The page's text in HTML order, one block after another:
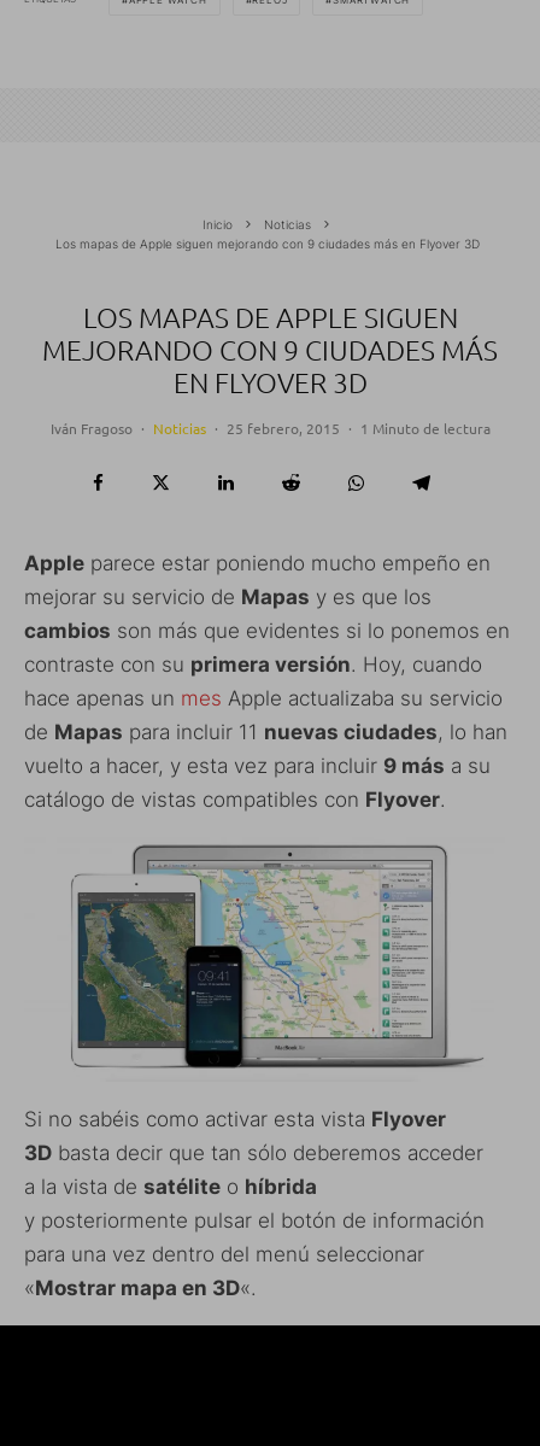
Inicio
Noticias
Los mapas de Apple siguen mejorando con 9 ciudades más en Flyover 3D
LOS MAPAS DE APPLE SIGUEN
MEJORANDO CON 9 CIUDADES MÁS
EN FLYOVER 3D
Iván Fragoso · Noticias · 25 febrero, 2015 · 1 Minuto de lectura
Apple parece estar poniendo mucho empeño en
mejorar su servicio de Mapas y es que los
cambios son más que evidentes si lo ponemos en
contraste con su primera versión. Hoy, cuando
hace apenas un mes Apple actualizaba su servicio
de Mapas para incluir 11 nuevas ciudades, lo han
vuelto a hacer, y esta vez para incluir 9 más a su
catálogo de vistas compatibles con Flyover.
Si no sabéis como activar esta vista Flyover
3D basta decir que tan sólo deberemos acceder
a la vista de satélite o híbrida
y posteriormente pulsar el botón de información
para una vez dentro del menú seleccionar
«Mostrar mapa en 3D«.